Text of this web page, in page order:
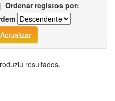
| Ordenar registos por:
resultados.